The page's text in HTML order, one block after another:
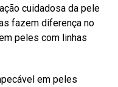
cuidadosa da pele
fazem diferença no
peles com linhas
em peles